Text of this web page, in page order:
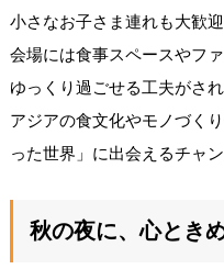
小さなお子さま連れも大歓迎
会場には食事スペースやフ
ゆっくり過ごせる工夫がされ
アジアの食文化やモノづく
った世界」に出会えるチャン
秋の夜に、心とき